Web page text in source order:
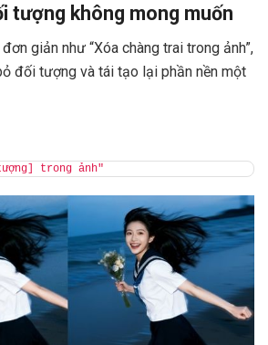
tượng không mong muốn
giản như “Xóa chàng trai trong ảnh”,
đối tượng và tái tạo lại phần nền một
trong ảnh"